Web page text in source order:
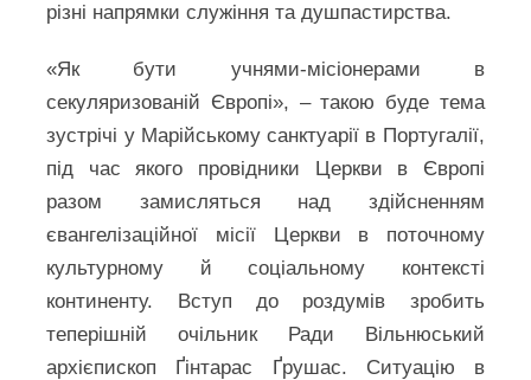
різні напрямки служіння та душпастирства.
«Як бути учнями-місіонерами в
секуляризованій Європі», – такою буде тема
зустрічі у Марійському санктуарії в Португалії,
під час якого провідники Церкви в Європі
разом замисляться над здійсненням
євангелізаційної місії Церкви в поточному
культурному й соціальному контексті
континенту. Вступ до роздумів зробить
теперішній очільник Ради Вільнюський
архієпископ Ґінтарас Ґрушас. Ситуацію в